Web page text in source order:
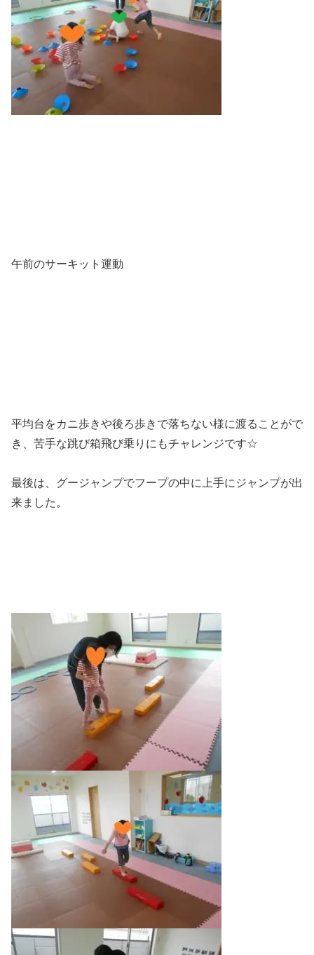
午前のサーキット運動
平均台をカニ歩きや後ろ歩きで落ちない様に渡ることがで
き、苦手な跳び箱飛び乗りにもチャレンジです☆
最後は、グージャンプでフープの中に上手にジャンプが出
来ました。